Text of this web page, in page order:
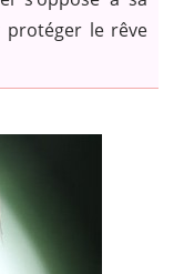
le rêve